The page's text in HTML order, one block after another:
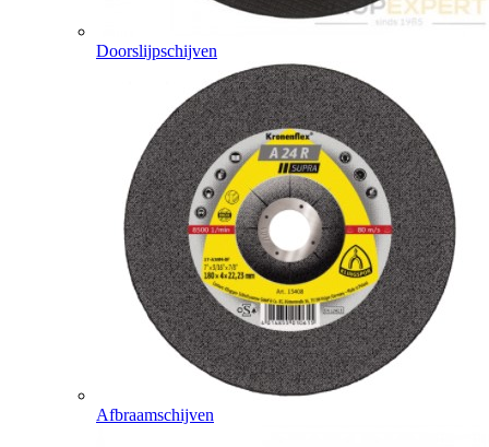
Doorslijpschijven
Afbraamschijven